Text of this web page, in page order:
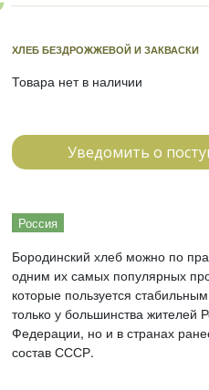
ХЛЕБ БЕЗДРОЖЖЕВОЙ И ЗАКВАСКИ
Товара нет в наличии
Уведомить о
Россия
Бородинский хлеб можно по
одним их самых популярных
которые пользуется
только у большинства жителей
Федерации, но и в странах
состав СССР.